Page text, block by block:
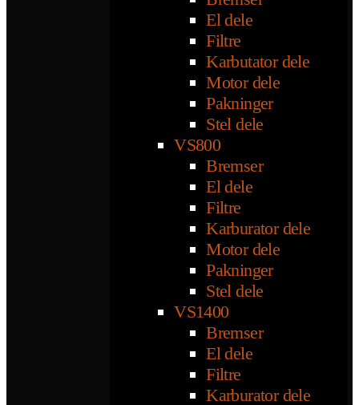
El dele
Filtre
Karbutator dele
Motor dele
Pakninger
Stel dele
VS800
Bremser
El dele
Filtre
Karburator dele
Motor dele
Pakninger
Stel dele
VS1400
Bremser
El dele
Filtre
Karburator dele